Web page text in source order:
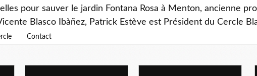
pour sauver le jardin Fontana Rosa à Menton, ancienne
Blasco Ibàñez, Patrick Estève est Président du Cercle
Contact